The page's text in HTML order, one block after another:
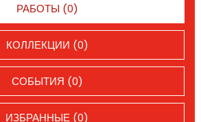
РАБОТЫ (0)
КОЛЛЕКЦИИ (0)
СОБЫТИЯ (0)
ИЗБРАННЫЕ (0)